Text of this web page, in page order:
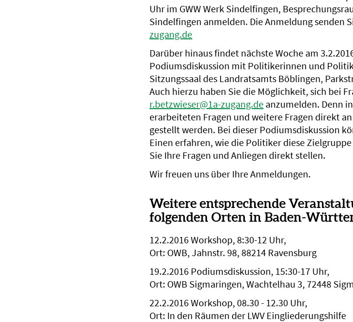
Uhr im GWW Werk Sindelfingen,
Sindelfingen anmelden. Die Anmeldung senden
zugang.de
Darüber hinaus findet nächste Woche am
Podiumsdiskussion mit Politikerinnen und
Sitzungssaal des Landratsamts Böblingen,
Auch hierzu haben Sie die Möglichkeit, sich bei
r.betzwieser@1a-zugang.de anzumelden. Denn
erarbeiteten Fragen und weitere Fragen direkt
gestellt werden. Bei dieser Podiumsdiskussion
Einen erfahren, wie die Politiker diese
Sie Ihre Fragen und Anliegen direkt stellen.
Wir freuen uns über Ihre Anmeldungen.
Weitere entsprechende
folgenden Orten in Baden-
12.2.2016 Workshop, 8:30-12 Uhr,
Ort: OWB, Jahnstr. 98, 88214 Ravensburg
19.2.2016 Podiumsdiskussion, 15:30-17 Uhr,
Ort: OWB Sigmaringen, Wachtelhau 3, 72448
22.2.2016 Workshop, 08.30 - 12.30 Uhr,
Ort: In den Räumen der LWV Eingliederungshilfe